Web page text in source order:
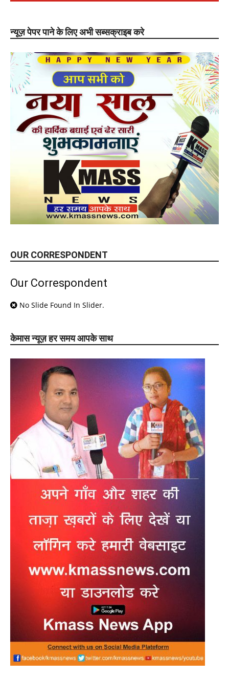
न्यूज़ पेपर पाने के लिए अभी सब्सक्राइब करे
OUR CORRESPONDENT
Our Correspondent
No Slide Found In Slider.
केमास न्यूज़ हर समय आपके साथ